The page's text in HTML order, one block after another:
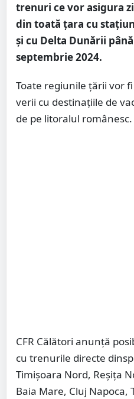
trenuri ce vor asigura
din toată țara cu
și cu Delta Dunării
septembrie 2024.
Toate regiunile ţării vor
verii cu destinaţiile de
de pe litoralul românesc.
CFR Călători anunță
cu trenurile directe
Timișoara Nord, Reșița
Baia Mare, Cluj Napoca,